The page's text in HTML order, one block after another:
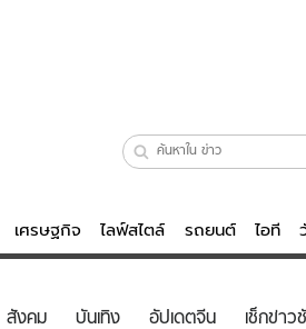
เศรษฐกิจ ไลฟ์สไตล์ รถยนต์ ไอที
หวย ไลฟ์สไตล์
สังคม บันเทิง อัปเดตจีน เช็กข่าว